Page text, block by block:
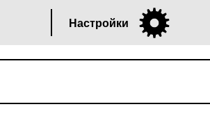
Настройки